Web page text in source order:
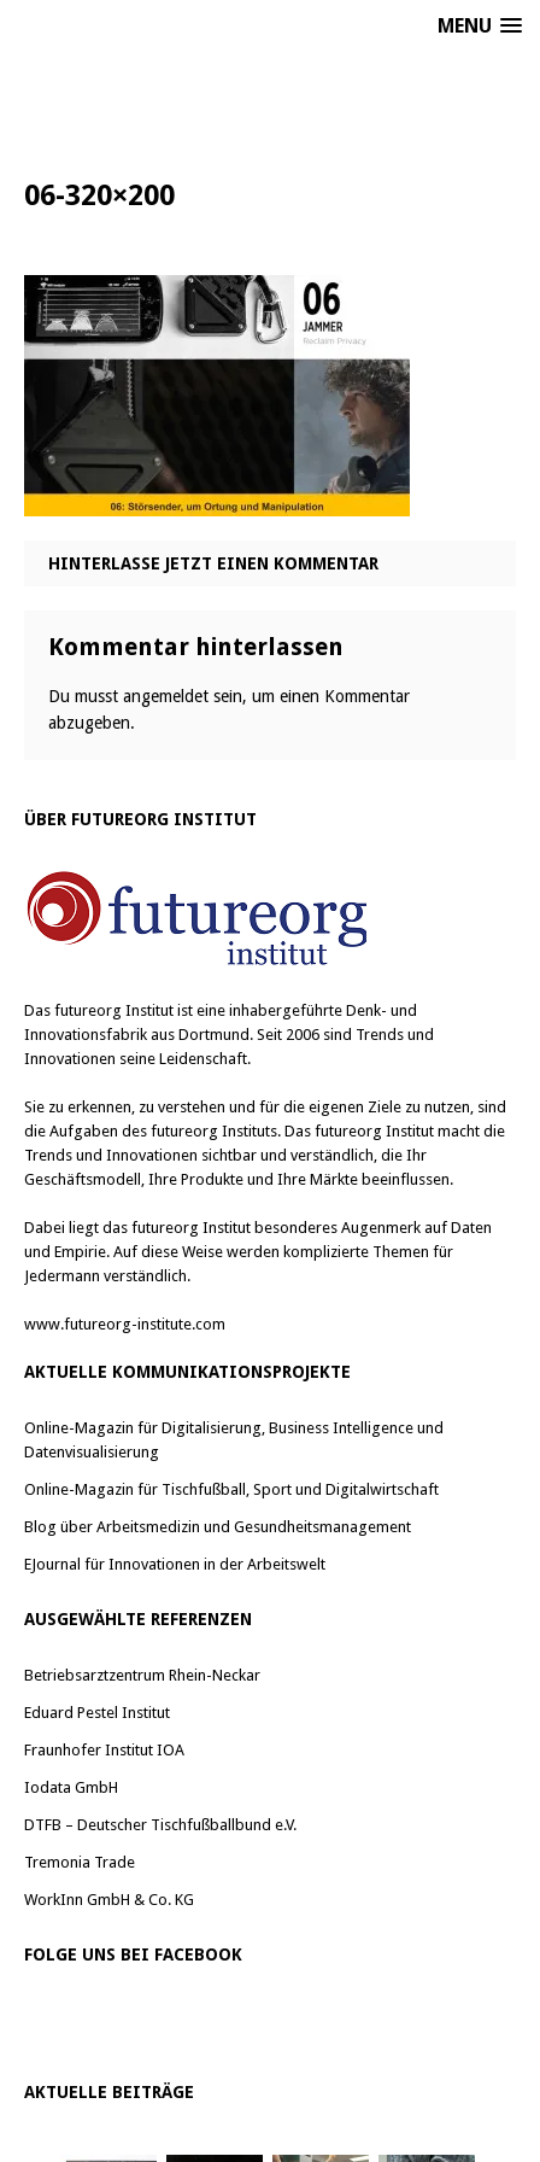
MENU
06-320×200
HINTERLASSE JETZT EINEN KOMMENTAR
Kommentar hinterlassen
Du musst angemeldet sein, um einen Kommentar
abzugeben.
ÜBER FUTUREORG INSTITUT
Das futureorg Institut ist eine inhabergeführte Denk- und
Innovationsfabrik aus Dortmund. Seit 2006 sind Trends und
Innovationen seine Leidenschaft.
Sie zu erkennen, zu verstehen und für die eigenen Ziele zu nutzen, sind
die Aufgaben des futureorg Instituts. Das futureorg Institut macht die
Trends und Innovationen sichtbar und verständlich, die Ihr
Geschäftsmodell, Ihre Produkte und Ihre Märkte beeinflussen.
Dabei liegt das futureorg Institut besonderes Augenmerk auf Daten
und Empirie. Auf diese Weise werden komplizierte Themen für
Jedermann verständlich.
www.futureorg-institute.com
AKTUELLE KOMMUNIKATIONSPROJEKTE
Online-Magazin für Digitalisierung, Business Intelligence und
Datenvisualisierung
Online-Magazin für Tischfußball, Sport und Digitalwirtschaft
Blog über Arbeitsmedizin und Gesundheitsmanagement
EJournal für Innovationen in der Arbeitswelt
AUSGEWÄHLTE REFERENZEN
Betriebsarztzentrum Rhein-Neckar
Eduard Pestel Institut
Fraunhofer Institut IOA
Iodata GmbH
DTFB – Deutscher Tischfußballbund e.V.
Tremonia Trade
WorkInn GmbH & Co. KG
FOLGE UNS BEI FACEBOOK
AKTUELLE BEITRÄGE